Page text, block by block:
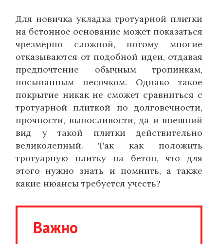
Для новичка укладка тротуарной плитки
на бетонное основание может показаться
чрезмерно сложной, потому многие
отказываются от подобной идеи, отдавая
предпочтение обычным тропинкам,
посыпанным песочком. Однако такое
покрытие никак не сможет сравниться с
тротуарной плиткой по долговечности,
прочности, выносливости, да и внешний
вид у такой плитки действительно
великолепный. Так как положить
тротуарную плитку на бетон, что для
этого нужно знать и помнить, а также
какие нюансы требуется учесть?
Важно